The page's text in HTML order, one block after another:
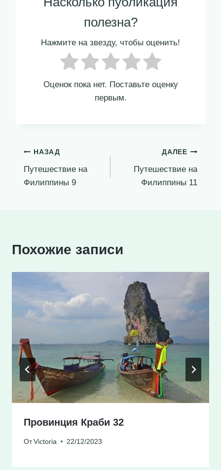
полезна?
Нажмите на звезду, чтобы оценить!
Оценок пока нет. Поставьте оценку
первым.
Навигация
по
НАЗАД
Путешествие на
Филиппины 9
ДАЛЕЕ
Путешествие на
Филиппины 11
Похожие записи
Провинция Краби 32
От Victoria 22/12/2023